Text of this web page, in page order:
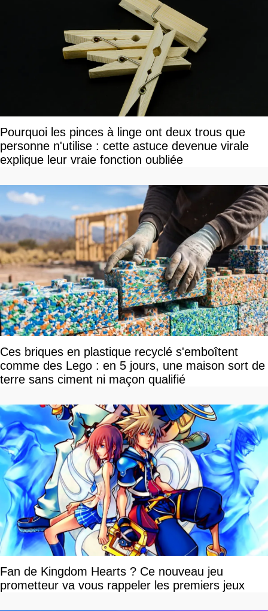
Pourquoi les pinces à linge ont deux trous que
personne n'utilise : cette astuce devenue virale
explique leur vraie fonction oubliée
Ces briques en plastique recyclé s'emboîtent
comme des Lego : en 5 jours, une maison sort de
terre sans ciment ni maçon qualifié
Fan de Kingdom Hearts ? Ce nouveau jeu
prometteur va vous rappeler les premiers jeux